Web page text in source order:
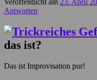
Antworten
das ist?
Das ist Improvisation pur!